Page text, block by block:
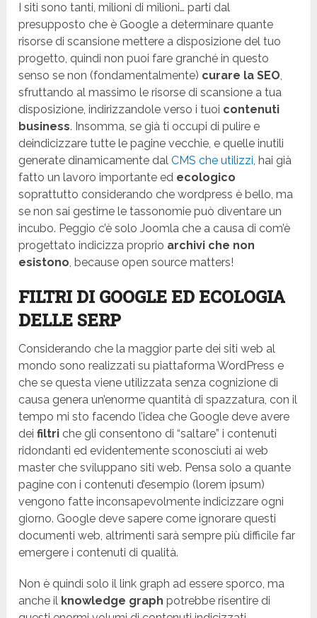
I siti sono tanti, milioni di milioni… parti dal
presupposto che è Google a determinare quante
risorse di scansione mettere a disposizione del tuo
progetto, quindi non puoi fare granché in questo
senso se non (fondamentalmente) curare la SEO,
sfruttando al massimo le risorse di scansione a tua
disposizione, indirizzandole verso i tuoi contenuti
business. Insomma, se già ti occupi di pulire e
deindicizzare tutte le pagine vecchie, e quelle inutili
generate dinamicamente dalCMS che utilizzi, hai già
fatto un lavoro importante ed ecologico
soprattutto considerando che wordpress è bello, ma
se non sai gestirne le tassonomie può diventare un
incubo. Peggio c’è solo Joomla che a causa di com’è
progettato indicizza proprio archivi che non
esistono, because open source matters!
FILTRI DI GOOGLE ED ECOLOGIA
DELLE SERP
Considerando che la maggior parte dei siti web al
mondo sono realizzati su piattaforma WordPress e
che se questa viene utilizzata senza cognizione di
causa genera un’enorme quantità di spazzatura, con il
tempo mi sto facendo l’idea che Google deve avere
deifiltri che gli consentono di “saltare” i contenuti
ridondanti ed evidentemente sconosciuti ai web
master che sviluppano siti web. Pensa solo a quante
pagine con i contenuti d’esempio (lorem ipsum)
vengono fatte inconsapevolmente indicizzare ogni
giorno. Google deve sapere come ignorare questi
documenti web, altrimenti sarà sempre più difficile far
emergere i contenuti di qualità.
Non è quindi solo il link graph ad essere sporco, ma
anche il knowledge graph potrebbe risentire di